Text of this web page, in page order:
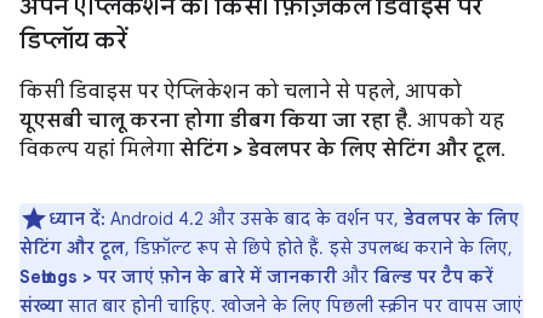
अपने ऐप्लिकेशन को किसी फ़िज़िकल डिवाइस पर
डिप्लॉय करें
किसी डिवाइस पर ऐप्लिकेशन को चलाने से पहले, आपको
यूएसबी चालू करना होगा डीबग किया जा रहा है. आपको यह
विकल्प यहां मिलेगा सेटिंग > डेवलपर के लिए सेटिंग और टूल.
ध्यान दें: Android 4.2 और उसके बाद के वर्शन पर, डेवलपर के लिए
सेटिंग और टूल, डिफ़ॉल्ट रूप से छिपे होते हैं. इसे उपलब्ध कराने के लिए,
Settings > पर जाएं फ़ोन के बारे में जानकारी और बिल्ड पर टैप करें
संख्या सात बार होनी चाहिए. खोजने के लिए पिछली स्क्रीन पर वापस जाएं